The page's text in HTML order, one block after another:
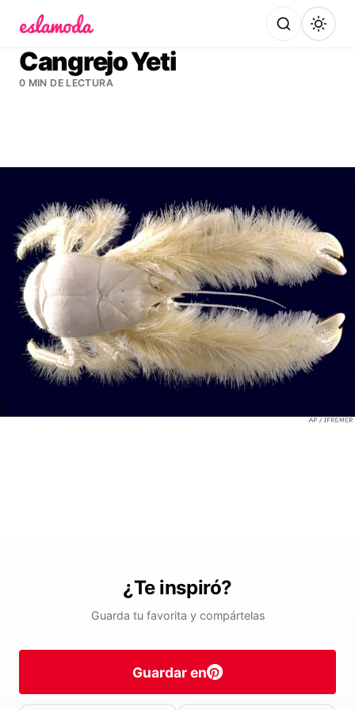
Cangrejo Yeti
0 MIN DE LECTURA
¿Te inspiró?
Guarda tu favorita y compártelas
Guardar en